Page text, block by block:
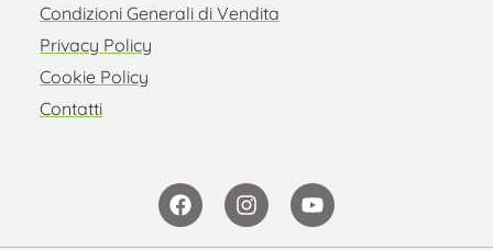
Condizioni Generali di Vendita
Privacy Policy
Cookie Policy
Contatti